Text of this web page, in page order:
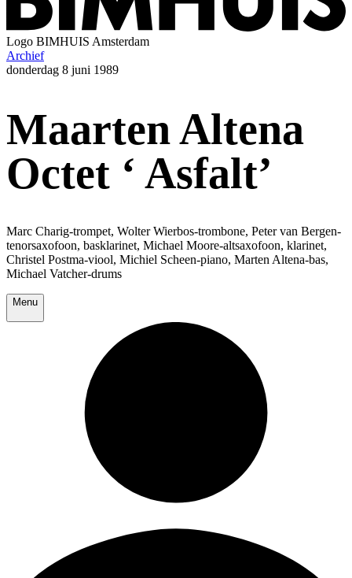
Logo BIMHUIS Amsterdam
Archief
donderdag 8 juni 1989
Maarten Altena
Octet ‘ Asfalt’
Marc Charig-trompet, Wolter Wierbos-trombone, Peter van Bergen-
tenorsaxofoon, basklarinet, Michael Moore-altsaxofoon, klarinet,
Christel Postma-viool, Michiel Scheen-piano, Marten Altena-bas,
Michael Vatcher-drums
Menu